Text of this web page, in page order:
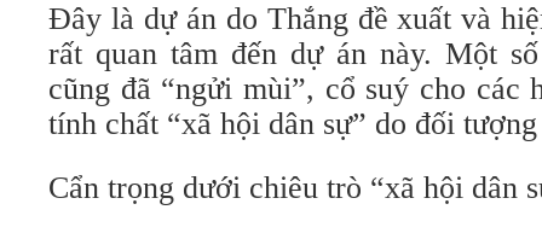
Đây là dự án do Thắng đề xuất và
rất quan tâm đến dự án này. Một
cũng đã “ngửi mùi”, cổ suý cho các
tính chất “xã hội dân sự” do đối
Cẩn trọng dưới chiêu trò “xã hội dân